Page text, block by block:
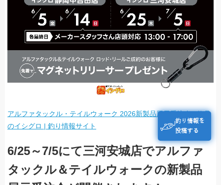
釣り情報を
投稿する
アルファタックル・テイルウォーク 2026新製品展示受注会 | 釣具
のイシグロ | 釣り情報サイト
6/25～7/5にて三河安城店でアルファ
タックル＆テイルウォークの新製品